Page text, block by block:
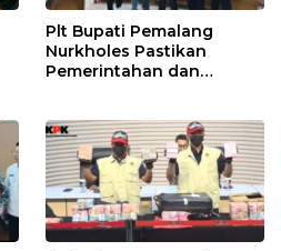
Plt Bupati Pemalang
Nurkholes Pastikan
Pemerintahan dan